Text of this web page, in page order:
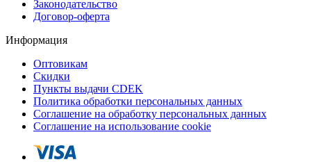
Законодательство
Договор-оферта
Информация
Оптовикам
Скидки
Пункты выдачи CDEK
Политика обработки персональных данных
Соглашение на обработку персональных данных
Соглашение на использование cookie